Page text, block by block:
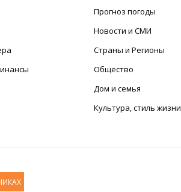
Прогноз погоды
Новости и СМИ
Страны и Регионы
Общество
Дом и семья
Культура, стиль жизни